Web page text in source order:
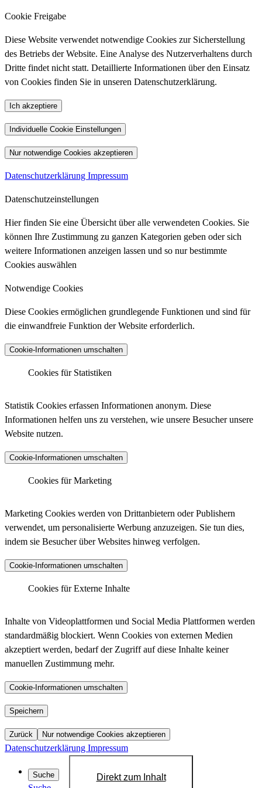
Cookie Freigabe
Diese Website verwendet notwendige Cookies zur Sicherstellung
des Betriebs der Website. Eine Analyse des Nutzerverhaltens durch
Dritte findet nicht statt. Detaillierte Informationen über den Einsatz
von Cookies finden Sie in unseren Datenschutzerklärung.
Ich akzeptiere
Individuelle Cookie Einstellungen
Nur notwendige Cookies akzeptieren
Datenschutzerklärung Impressum
Datenschutzeinstellungen
Hier finden Sie eine Übersicht über alle verwendeten Cookies. Sie
können Ihre Zustimmung zu ganzen Kategorien geben oder sich
weitere Informationen anzeigen lassen und so nur bestimmte
Cookies auswählen
Notwendige Cookies
Diese Cookies ermöglichen grundlegende Funktionen und sind für
die einwandfreie Funktion der Website erforderlich.
Cookie-Informationen umschalten
Anbieter :
Matomo (ehemals Piwik)
Datenschutzlink : https://matomo.org/privacy-policy/
Host :
.matomo.cloud
Cookies für Statistiken
Statistik Cookies erfassen Informationen anonym. Diese
Informationen helfen uns zu verstehen, wie unsere Besucher unsere
Website nutzen.
Cookie-Informationen umschalten
Matomo Analytics (Tracking)
_pk_ses.*.*, _pk_id.*.*, _pk_hsr.*.*,
_pk_ref.*.*, _pk_testcookie.*.*, _pk_uid.*.*,
_pk_cvar.*.*
Laufzeit :
30 Minuten, 13 Monate, 30 Minuten, 6 Monate,
Sitzung, 13 Monate, Dauerhaft, 14 Tage, 30
Jahre, 30 Jahre, Sitzung
Datenschutzlink
https://matomo.org/privacy-policy/
Host :
Cookies für Marketing
Marketing Cookies werden von Drittanbietern oder Publishern
verwendet, um personalisierte Werbung anzuzeigen. Sie tun dies,
indem sie Besucher über Websites hinweg verfolgen.
Cookie-Informationen umschalten
Anbieter : LinkedIn
Cookiename :
bcookie, bscookie, JSESSIONID, lang, lidc,
sdsc, li_gc, li_mc, UID, UserMatchHistory,
Laufzeit :
1 Jahr, 1 Jahr, Sitzung, Sitzung, 24 Stunden,
Sitzung, 6 Monate, 6 Monate, 720 Tage, 30
Tage, 30 Tage, 30 Tage
Datenschutzlink
:
https://de.linkedin.com/legal/privacy-policy?
Cookies für Externe Inhalte
Inhalte von Videoplattformen und Social Media Plattformen werden
standardmäßig blockiert. Wenn Cookies von externen Medien
akzeptiert werden, bedarf der Zugriff auf diese Inhalte keiner
manuellen Zustimmung mehr.
Cookie-Informationen umschalten
YouTube
Speichern
Zurück Nur notwendige Cookies akzeptieren
Datenschutzerklärung Impressum
Direkt zum Inhalt
Suche